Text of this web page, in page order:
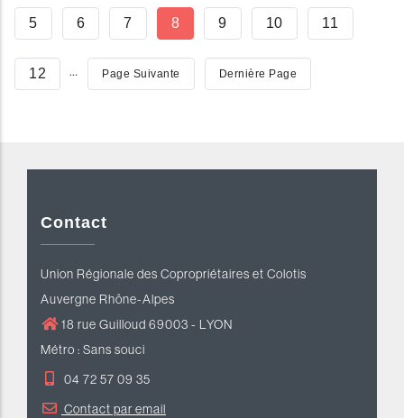
Page
5 Page
6 Page
7
Page
8 Page
9 Page
10 Page
11
Page
12 … Page
Page Suivante Dernière
Dernière Page
Contact
Union Régionale des Copropriétaires et Colotis
Auvergne Rhône-Alpes
18 rue Guilloud 69003 - LYON
Métro : Sans souci
04 72 57 09 35
Contact par email